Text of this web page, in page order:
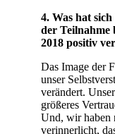
4. Was hat
der
2018 positiv
Das Image der
unser
verändert.
größeres
Und, wir haben
verinnerlicht,